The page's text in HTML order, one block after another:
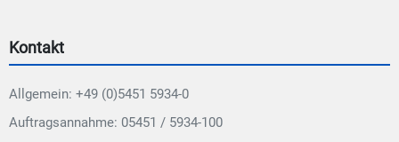
Kontakt
Allgemein: +49 (0)5451 5934-0
Auftragsannahme: 05451 / 5934-100